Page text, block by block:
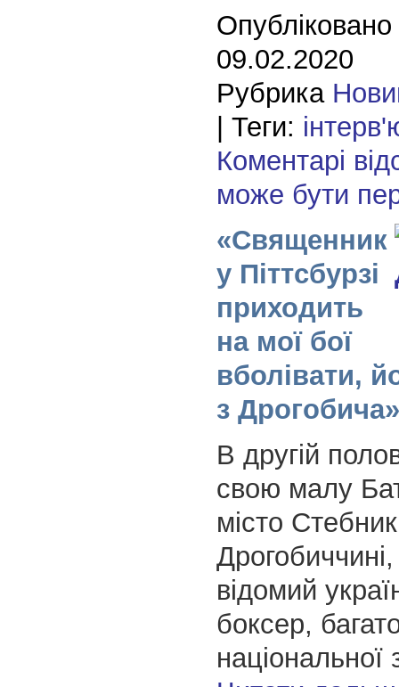
09.02.2020
Рубрика
| Теги:
Коментарі
може бути
«Священник
у Піттсбурзі
приходить
на мої бої
вболівати,
з Дрогобича»
В другій
свою малу
місто
відомий
боксер,
національної